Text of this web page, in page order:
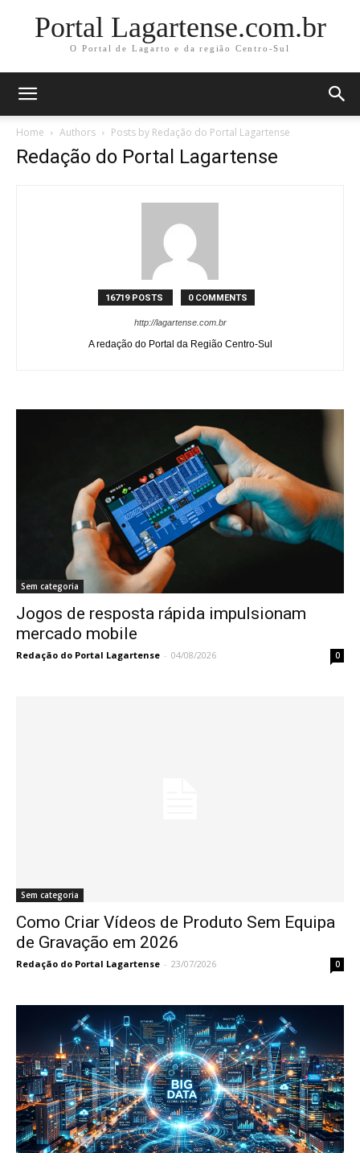
Portal Lagartense.com.br
O Portal de Lagarto e da região Centro-Sul
Home Authors Posts by Redação do Portal Lagartense
Redação do Portal Lagartense
16719 POSTS 0 COMMENTS
http://lagartense.com.br
A redação do Portal da Região Centro-Sul
Sem categoria
Jogos de resposta rápida impulsionam
mercado mobile
Redação do Portal Lagartense - 04/08/2026 0
Sem categoria
Como Criar Vídeos de Produto Sem Equipa
de Gravação em 2026
Redação do Portal Lagartense - 23/07/2026 0